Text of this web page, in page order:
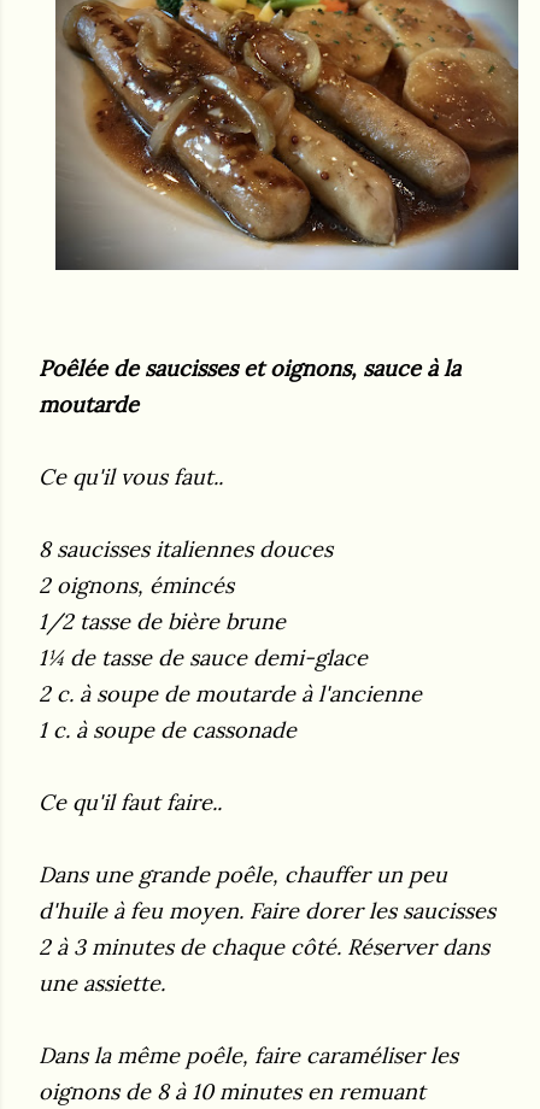
Poêlée de saucisses et oignons, sauce à la
moutarde
Ce qu'il vous faut..
8 saucisses italiennes douces
2 oignons, émincés
1/2 tasse de bière brune
1¼ de tasse de sauce demi-glace
2 c. à soupe de moutarde à l'ancienne
1 c. à soupe de cassonade
Ce qu'il faut faire..
Dans une grande poêle, chauffer un peu
d'huile à feu moyen. Faire dorer les saucisses
2 à 3 minutes de chaque côté. Réserver dans
une assiette.
Dans la même poêle, faire caraméliser les
oignons de 8 à 10 minutes en remuant